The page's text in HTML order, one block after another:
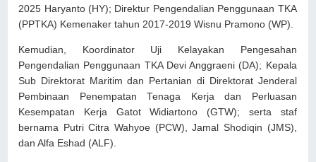
2025 Haryanto (HY); Direktur Pengendalian Penggunaan TKA
(PPTKA) Kemenaker tahun 2017-2019 Wisnu Pramono (WP).
Kemudian, Koordinator Uji Kelayakan Pengesahan
Pengendalian Penggunaan TKA Devi Anggraeni (DA); Kepala
Sub Direktorat Maritim dan Pertanian di Direktorat Jenderal
Pembinaan Penempatan Tenaga Kerja dan Perluasan
Kesempatan Kerja Gatot Widiartono (GTW); serta staf
bernama Putri Citra Wahyoe (PCW), Jamal Shodiqin (JMS),
dan Alfa Eshad (ALF).